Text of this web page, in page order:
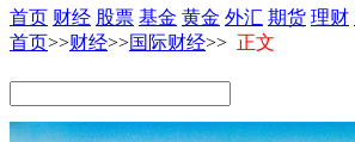
首页 财经 股票 基金 黄金 外汇 期货 理财
首页>>财经>>国际财经>> 正文